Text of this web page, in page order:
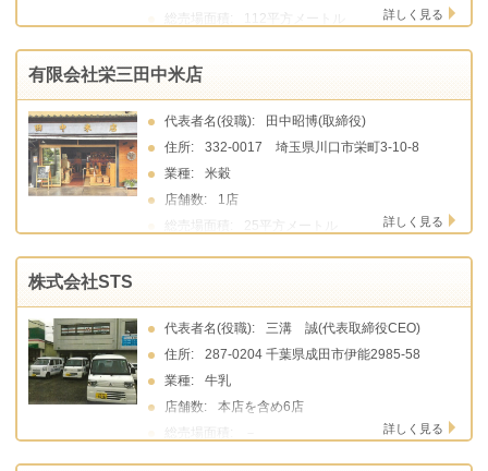
総売場面積:
112平方メートル 詳しく見る
有限会社栄三田中米店
代表者名(役職):
田中昭博(取締役)
住所:
332-0017 埼玉県川口市栄町3-10-8
業種:
米穀
店舗数:
1店
総売場面積:
25平方メートル 詳しく見る
株式会社STS
代表者名(役職):
三溝 誠(代表取締役CEO)
住所:
287-0204 千葉県成田市伊能2985-58
業種:
牛乳
店舗数:
本店を含め6店
総売場面積:
詳しく見る